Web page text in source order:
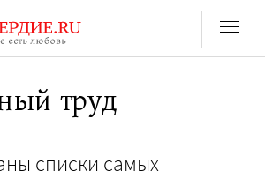
труд
списки самых